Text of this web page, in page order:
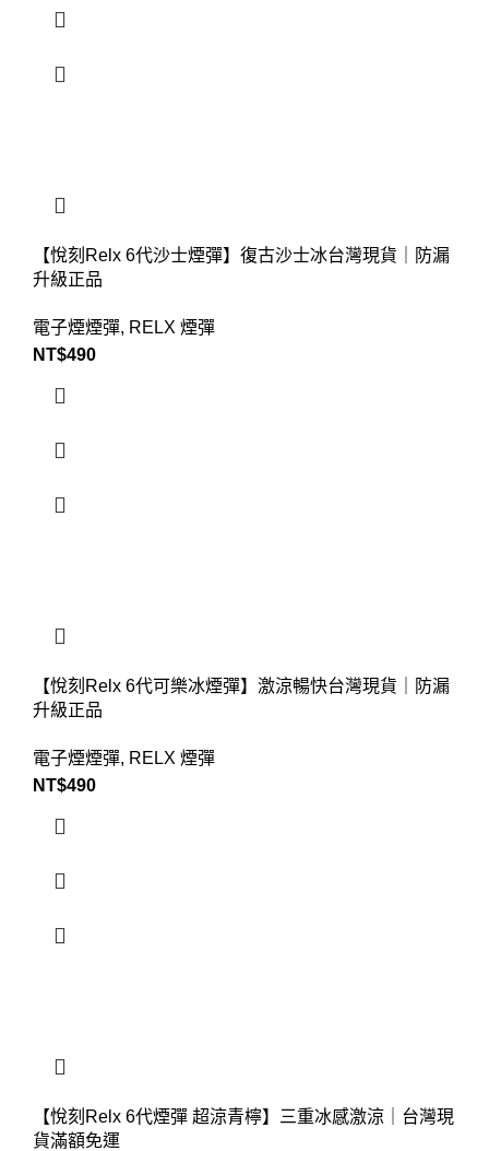
【悅刻Relx 6代沙士煙彈】復古沙士冰台灣現貨｜防漏
升級正品
電子煙煙彈, RELX 煙彈
NT$490
【悅刻Relx 6代可樂冰煙彈】激涼暢快台灣現貨｜防漏
升級正品
電子煙煙彈, RELX 煙彈
NT$490
【悅刻Relx 6代煙彈 超涼青檸】三重冰感激涼｜台灣現
貨滿額免運